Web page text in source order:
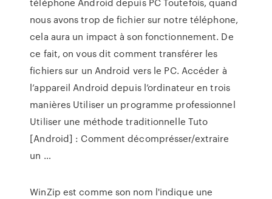
nous avons trop de fichier sur notre téléphone,
cela aura un impact à son fonctionnement. De
ce fait, on vous dit comment transférer les
fichiers sur un Android vers le PC. Accéder à
l’appareil Android depuis l’ordinateur en trois
manières Utiliser un programme professionnel
Utiliser une méthode traditionnelle Tuto
[Android] : Comment décomprésser/extraire
un …
WinZip est comme son nom l'indique une